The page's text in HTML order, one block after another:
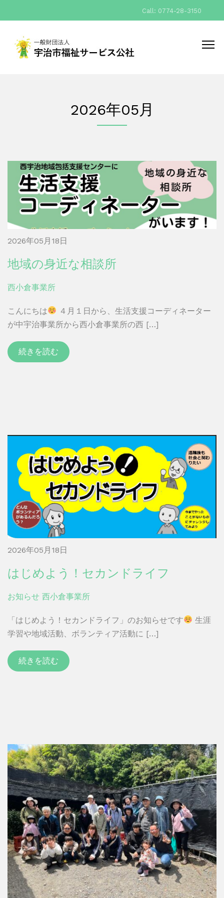
Call: 0774-28-3150
2026年05月
2026年05月18日
地域の身近な相談所
西小倉事業所
こんにちは
４月１日から、生活支援コーディネーター
が中宇治事業所から西小倉事業所の西 […]
続きを読む
2026年05月18日
はじめよう！セカンドライフ
お知らせ 西小倉事業所
「はじめよう！セカンドライフ」のお知らせです
生涯
学習や地域活動、ボランティア活動に […]
続きを読む